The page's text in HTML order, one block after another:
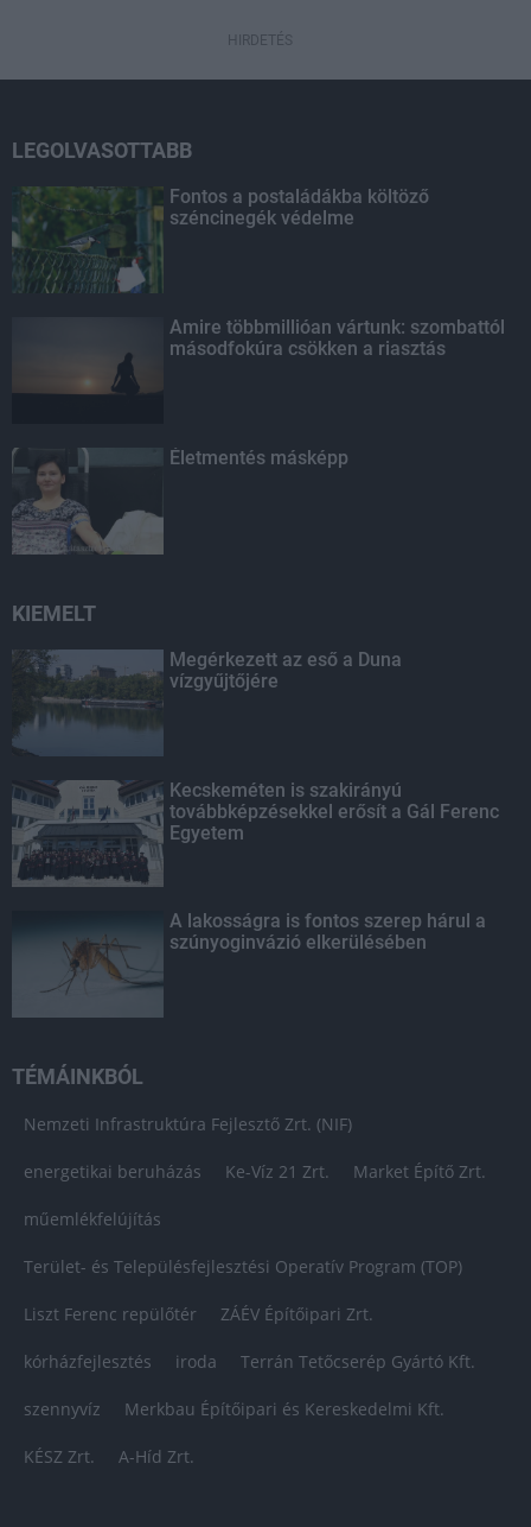
HIRDETÉS
LEGOLVASOTTABB
Fontos a postaládákba költöző
széncinegék védelme
Amire többmillióan vártunk: szombattól
másodfokúra csökken a riasztás
Életmentés másképp
KIEMELT
Megérkezett az eső a Duna
vízgyűjtőjére
Kecskeméten is szakirányú
továbbképzésekkel erősít a Gál Ferenc
Egyetem
A lakosságra is fontos szerep hárul a
szúnyoginvázió elkerülésében
TÉMÁINKBÓL
Nemzeti Infrastruktúra Fejlesztő Zrt. (NIF)
energetikai beruházás Ke-Víz 21 Zrt. Market Építő Zrt.
műemlékfelújítás
Terület- és Településfejlesztési Operatív Program (TOP)
Liszt Ferenc repülőtér ZÁÉV Építőipari Zrt.
kórházfejlesztés iroda Terrán Tetőcserép Gyártó Kft.
szennyvíz Merkbau Építőipari és Kereskedelmi Kft.
KÉSZ Zrt. A-Híd Zrt.